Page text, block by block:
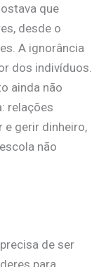
que
desde o
A ignorância
dos indivíduos.
ainda não
relações
e gerir dinheiro,
não
de ser
para